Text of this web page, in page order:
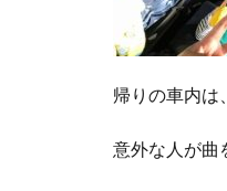
帰りの車内は
意外な人が曲